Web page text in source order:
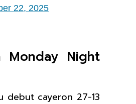
22, 2025
Monday Night
debut cayeron 27-13